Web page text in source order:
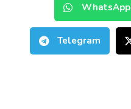
WhatsApp
Telegram